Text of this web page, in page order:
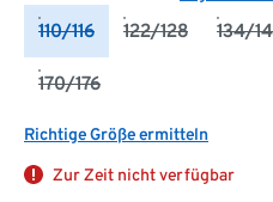
110/116 122/128 134/
170/176
Richtige Größe ermitteln
Zur Zeit nicht verfügbar